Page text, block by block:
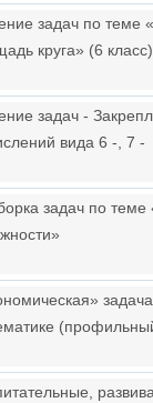
задач по теме
круга» (6 класс)
задач -
вида 6 -, 7 -
задач по теме